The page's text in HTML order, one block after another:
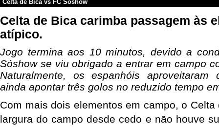
Celta de Bicavs FC Sóshow
Celta de Bica carimba passagem às
atípico.
Jogo termina aos 10 minutos, devido a
Sóshow se viu obrigado a entrar em campo
Naturalmente, os espanhóis aproveitaram
ainda apontar três golos no reduzido tempo
Com mais dois elementos em campo, o
largura do campo desde cedo e não houve